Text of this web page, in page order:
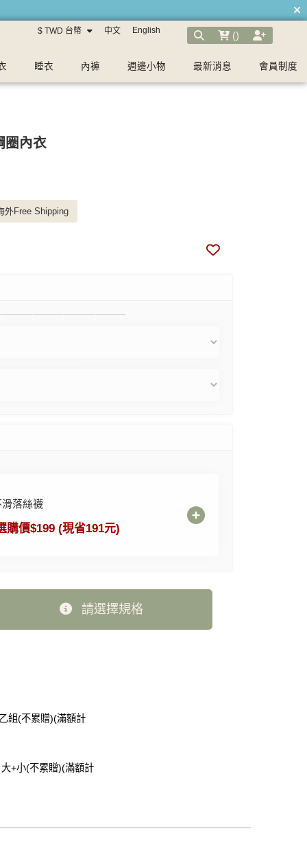
$ TWD 台幣 中文 English ()
睡衣 內褲 週邊小物 最新消息 會員制度
圈內衣
外Free Shipping
落絲襪
購價$199 (現省191元)
請選擇規格
組(不累贈)(滿額計
+小(不累贈)(滿額計